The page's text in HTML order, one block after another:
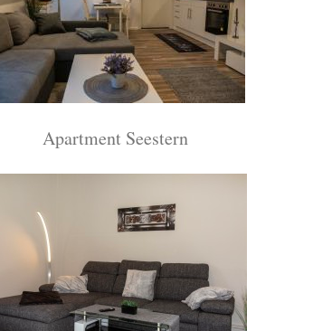
Apartment Seestern